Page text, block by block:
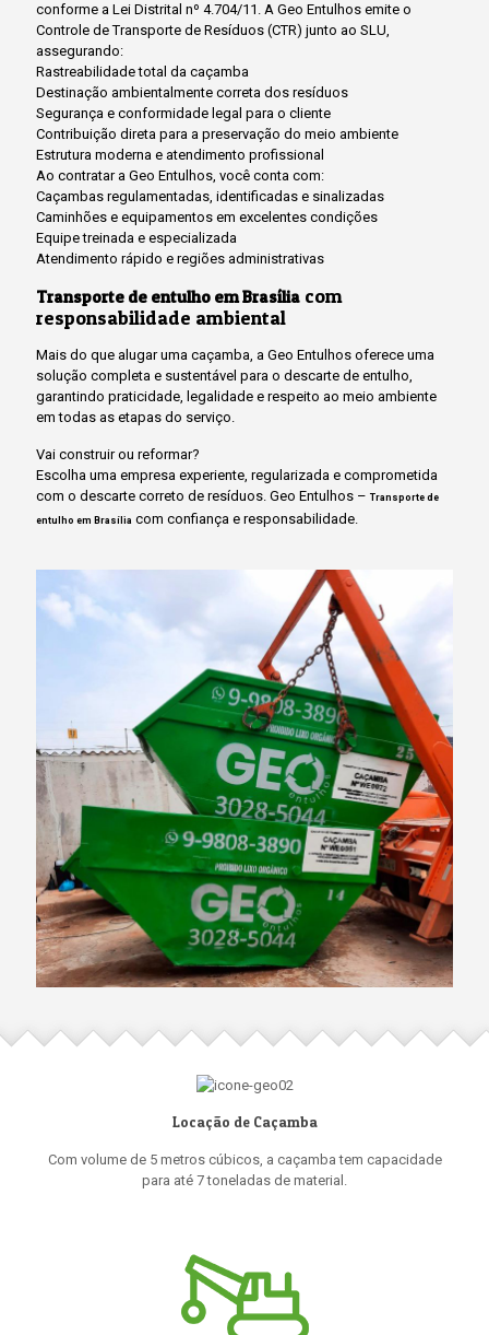
conforme a Lei Distrital nº 4.704/11. A Geo Entulhos emite o
Controle de Transporte de Resíduos (CTR) junto ao SLU,
assegurando:
Rastreabilidade total da caçamba
Destinação ambientalmente correta dos resíduos
Segurança e conformidade legal para o cliente
Contribuição direta para a preservação do meio ambiente
Estrutura moderna e atendimento profissional
Ao contratar a Geo Entulhos, você conta com:
Caçambas regulamentadas, identificadas e sinalizadas
Caminhões e equipamentos em excelentes condições
Equipe treinada e especializada
Atendimento rápido e regiões administrativas
Transporte de entulho em Brasília com
responsabilidade ambiental
Mais do que alugar uma caçamba, a Geo Entulhos oferece uma
solução completa e sustentável para o descarte de entulho,
garantindo praticidade, legalidade e respeito ao meio ambiente
em todas as etapas do serviço.
Vai construir ou reformar?
Escolha uma empresa experiente, regularizada e comprometida
com o descarte correto de resíduos. Geo Entulhos – Transporte de
entulho em Brasília com confiança e responsabilidade.
Locação de Caçamba
Com volume de 5 metros cúbicos, a caçamba tem capacidade
para até 7 toneladas de material.